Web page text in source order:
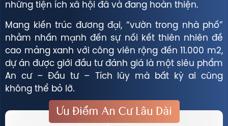
những tiện ích xã hội đã và đang hoàn thiện.
Mang kiến trúc đương đại, “vườn trong nhà phố”
nhằm nhấn mạnh đến sự nối kết thiên nhiên đề
cao mảng xanh với công viên rộng đến 11.000 m2,
dự án được giới đầu tư đánh giá là một siêu phẩm
An cư – Đầu tư – Tích lũy mà bất kỳ ai cũng
không thể bỏ lỡ.
Ưu Điểm An Cư Lâu Dài